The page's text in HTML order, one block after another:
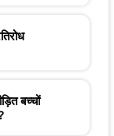
बच्चों